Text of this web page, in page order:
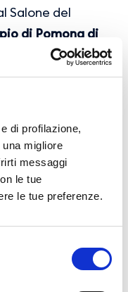
di profilazione,
migliore
messaggi
le tue
le tue preferenze.
Salone del
di Pomona di
la tua carta di